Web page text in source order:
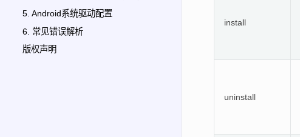
5. Android系统驱动配置
6. 常见错误解析
版权声明
install
uninstall